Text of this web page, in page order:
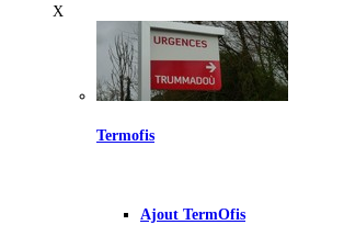
X
Termofis
Ajout TermOfis